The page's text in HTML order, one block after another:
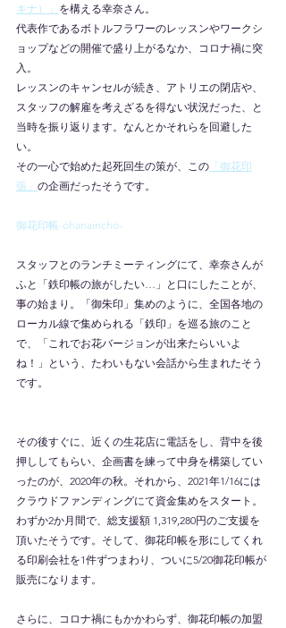
キナ）」 を構える幸奈さん。
代表作であるボトルフラワーのレッスンやワークシ
ョップなどの開催で盛り上がるなか、コロナ禍に突
入。
レッスンのキャンセルが続き、アトリエの閉店や、
スタッフの解雇を考えざるを得ない状況だった、と
当時を振り返ります。なんとかそれらを回避した
い。
その一心で始めた起死回生の策が、この 「御花印
張」 の企画だったそうです。
御花印帳-ohanaincho-
スタッフとのランチミーティングにて、幸奈さんが
ふと「鉄印帳の旅がしたい…」と口にしたことが、
事の始まり。「御朱印」集めのように、全国各地の
ローカル線で集められる「鉄印」を巡る旅のこと
で、「これでお花バージョンが出来たらいいよ
ね！」という、たわいもない会話から生まれたそう
です。
その後すぐに、近くの生花店に電話をし、背中を後
押ししてもらい、企画書を練って中身を構築してい
ったのが、2020年の秋。それから、2021年1/16には
クラウドファンディングにて資金集めをスタート。
わずか2か月間で、総支援額 1,319,280円のご支援を
頂いたそうです。そして、御花印帳を形にしてくれ
る印刷会社を1件ずつまわり、ついに5/20御花印帳が
販売になります。
さらに、コロナ禍にもかかわらず、御花印帳の加盟